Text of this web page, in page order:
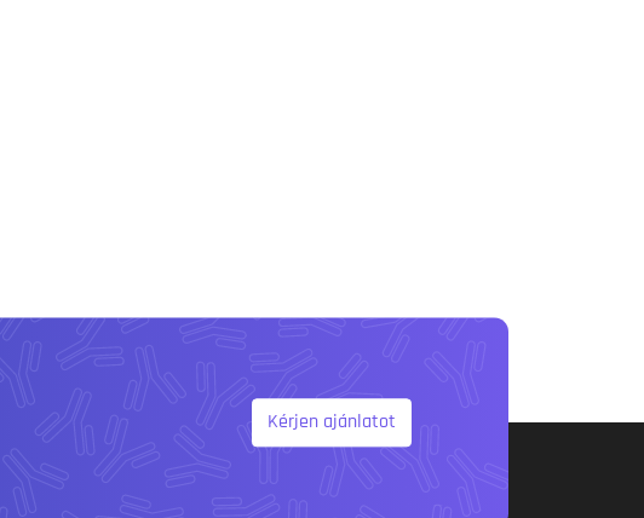
Kérjen ajánlatot